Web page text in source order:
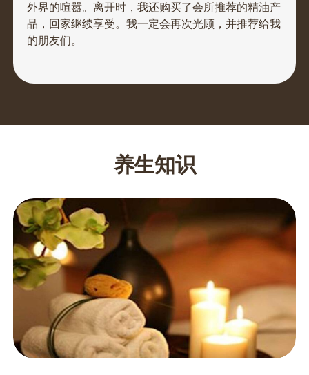
外界的喧嚣。离开时，我还购买了会所推荐的精油产
品，回家继续享受。我一定会再次光顾，并推荐给我
的朋友们。
养生知识